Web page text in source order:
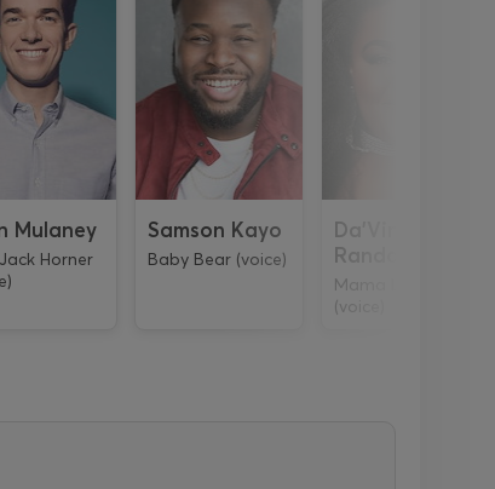
Mulaney
Horner
Samson Kayo
Baby Bear (voice)
Da'Vine Joy
Randolph
Mama Luna
(voice)